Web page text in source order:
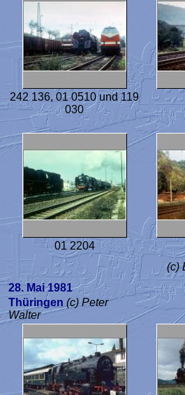
242 136, 01 0510 und 119
030
01 2204
(c)
28. Mai 1981
Thüringen (c) Peter
Walter